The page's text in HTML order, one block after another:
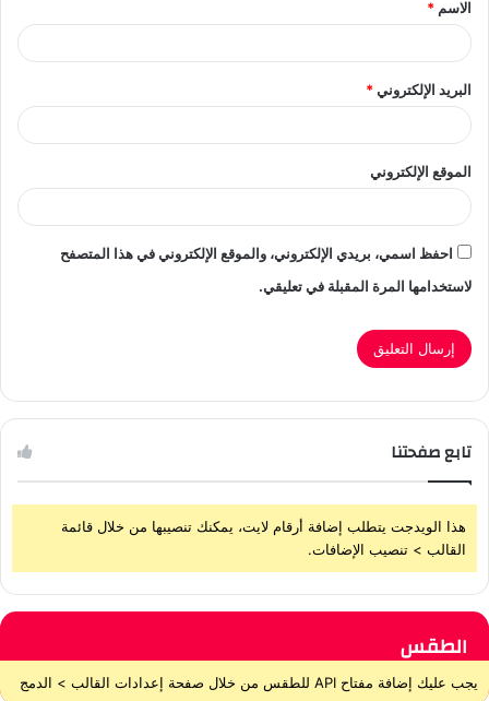
*
الاسم *
البريد الإلكتروني*
الموقع الإلكتروني
احفظ اسمي، بريدي الإلكتروني، والموقع الإلكتروني في هذا المتصفح
لاستخدامها المرة المقبلة في تعليقي.
تابع صفحتنا
هذا الويدجت يتطلب إضافة أرقام لايت، يمكنك تنصيبها من خلال قائمة
القالب > تنصيب الإضافات.
الطقس
يجب عليك إضافة مفتاح API للطقس من خلال صفحة إعدادات القالب > الدمج